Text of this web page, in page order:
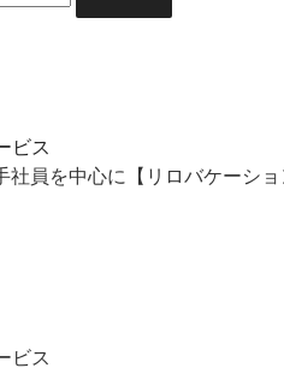
ビス
員を中心に【リロバケーショ
ビス